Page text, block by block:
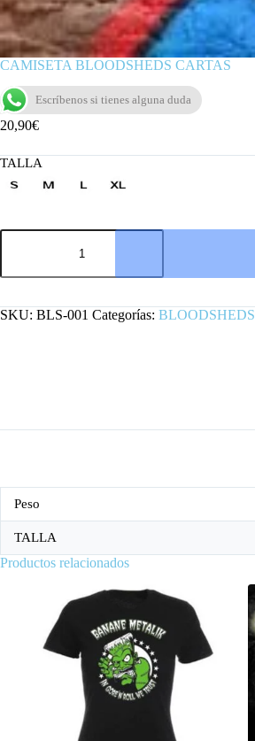
CAMISETA BLOODSHEDS CARTAS
Escríbenos si tienes alguna duda
20,90€
TALLA
CAMISETA
BLOODSHEDS
cantidad
SKU: BLS-001 Categorías: BLOODSHEDS
Peso
TALLA
Productos relacionados